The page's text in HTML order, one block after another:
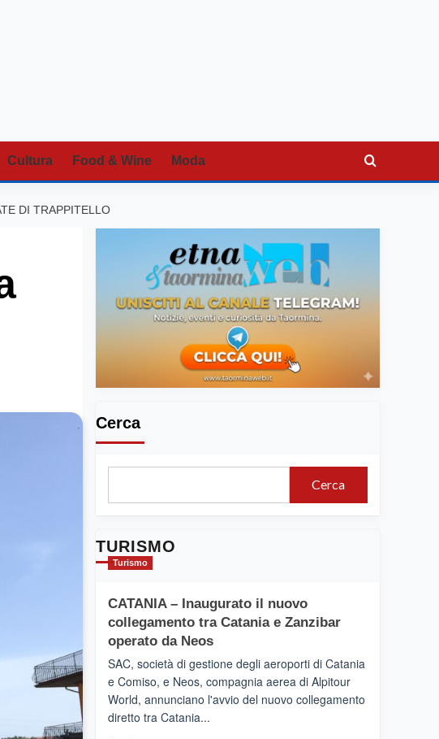
Cultura Food & Wine Moda
DI TRAPPITELLO
Cerca
Cerca
TURISMO
Turismo
CATANIA – Inaugurato il nuovo
collegamento tra Catania e Zanzibar
operato da Neos
SAC, società di gestione degli aeroporti di Catania
e Comiso, e Neos, compagnia aerea di Alpitour
World, annunciano l'avvio del nuovo collegamento
diretto tra Catania...